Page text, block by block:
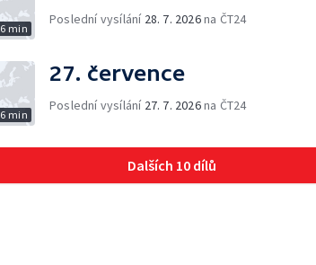
6 min
Poslední vysílání 28. 7. 2026na ČT24
6 min
27. července
Poslední vysílání 27. 7. 2026na ČT24
Dalších 10 dílů